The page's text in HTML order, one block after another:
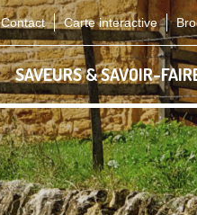
Contact Carte interactive
SAVEURS & SAVOIR-